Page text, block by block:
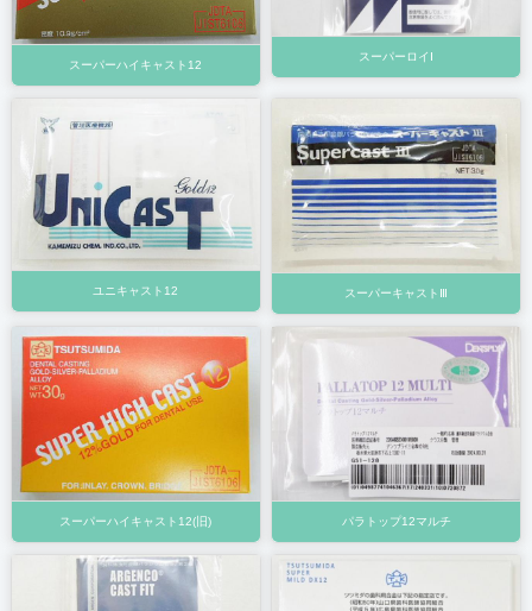
スーパーハイキャスト12
スーパーロイⅠ
ユニキャスト12 スーパーキャストⅢ
スーパーハイキャスト12(旧) パラトップ12マルチ